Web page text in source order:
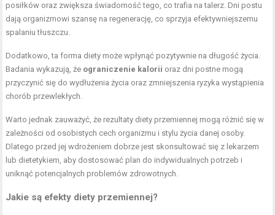
posiłków oraz zwiększa świadomość tego, co trafia na talerz. Dni postu
dają organizmowi szansę na regenerację, co sprzyja efektywniejszemu
spalaniu tłuszczu.
Dodatkowo, ta forma diety może wpłynąć pozytywnie na długość życia.
Badania wykazują, że ograniczenie kalorii oraz dni postne mogą
przyczynić się do wydłużenia życia oraz zmniejszenia ryzyka wystąpienia
chorób przewlekłych.
Warto jednak zauważyć, że rezultaty diety przemiennej mogą różnić się w
zależności od osobistych cech organizmu i stylu życia danej osoby.
Dlatego przed jej wdrożeniem dobrze jest skonsultować się z lekarzem
lub dietetykiem, aby dostosować plan do indywidualnych potrzeb i
uniknąć potencjalnych problemów zdrowotnych.
Jakie są efekty diety przemiennej?